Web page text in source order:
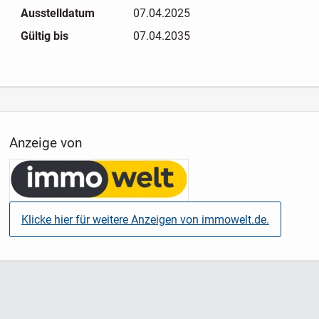
jetzt dieses charmante Wohnjuwel mit
Entwicklungspotenzial!
Ausstelldatum
07.04.2025
Gültig bis
07.04.2035
Anzeige von
Klicke hier für weitere Anzeigen von immowelt.de.